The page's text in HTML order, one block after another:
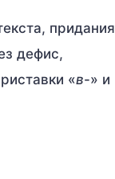
придания
дефис,
«в-» и